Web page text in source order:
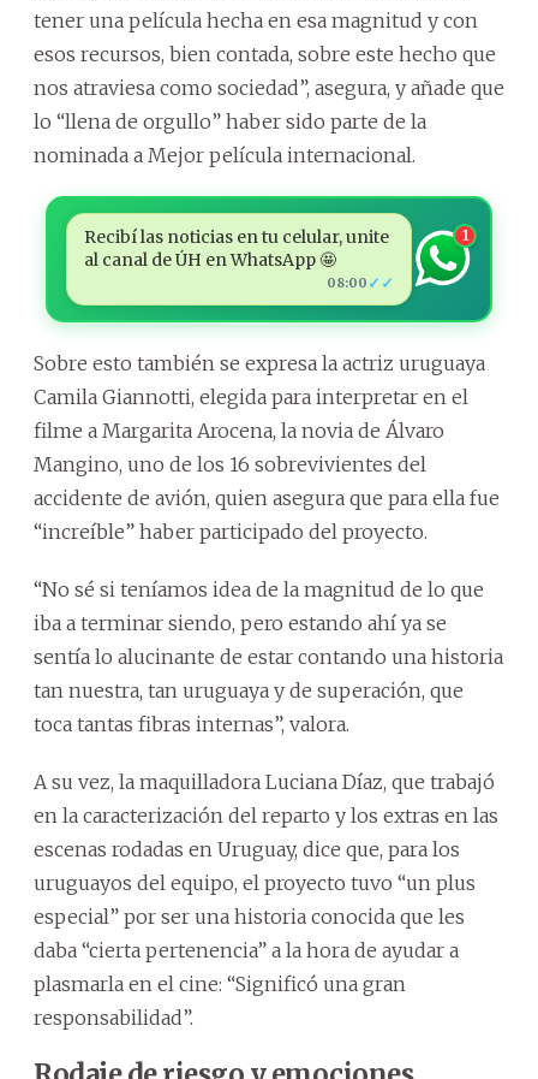
tener una película hecha en esa magnitud y con
esos recursos, bien contada, sobre este hecho que
nos atraviesa como sociedad”, asegura, y añade que
lo “llena de orgullo” haber sido parte de la
nominada a Mejor película internacional.
Recibí las noticias en tu celular, unite
al canal de ÚH en WhatsApp 🤩
08:00 ✓✓
1
Sobre esto también se expresa la actriz uruguaya
Camila Giannotti, elegida para interpretar en el
filme a Margarita Arocena, la novia de Álvaro
Mangino, uno de los 16 sobrevivientes del
accidente de avión, quien asegura que para ella fue
“increíble” haber participado del proyecto.
“No sé si teníamos idea de la magnitud de lo que
iba a terminar siendo, pero estando ahí ya se
sentía lo alucinante de estar contando una historia
tan nuestra, tan uruguaya y de superación, que
toca tantas fibras internas”, valora.
A su vez, la maquilladora Luciana Díaz, que trabajó
en la caracterización del reparto y los extras en las
escenas rodadas en Uruguay, dice que, para los
uruguayos del equipo, el proyecto tuvo “un plus
especial” por ser una historia conocida que les
daba “cierta pertenencia” a la hora de ayudar a
plasmarla en el cine: “Significó una gran
responsabilidad”.